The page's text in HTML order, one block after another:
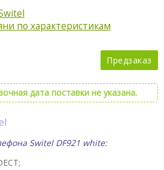
по характеристикам
Предзаказ
дата поставки не указана.
Switel DF921 white: